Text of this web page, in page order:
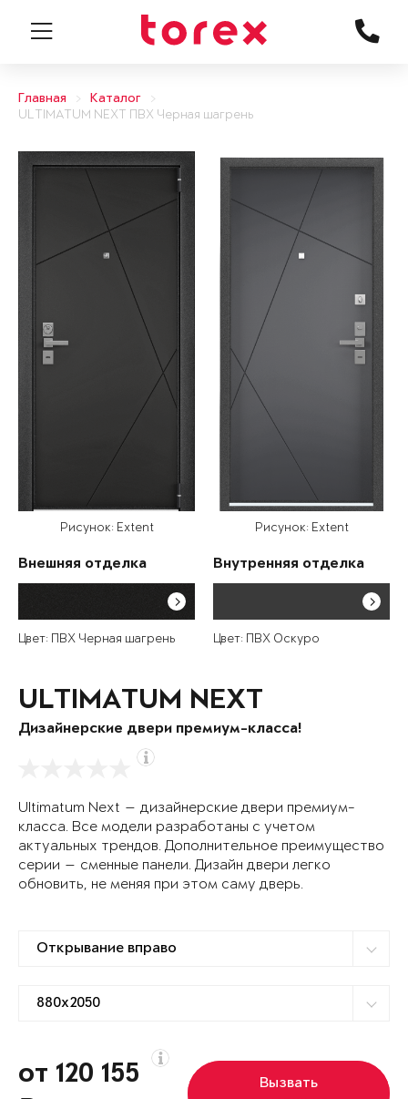
Главная
Каталог
ULTIMATUM NEXT ПВХ Черная шагрень
Рисунок: Extent
Внешняя отделка
Цвет: ПВХ Черная шагрень
Рисунок: Extent
Внутренняя отделка
Цвет: ПВХ Оскуро
ULTIMATUM NEXT
Дизайнерские двери премиум-класса!
Ultimatum Next — дизайнерские двери премиум-
класса. Все модели разработаны с учетом
актуальных трендов. Дополнительное преимущество
серии — сменные панели. Дизайн двери легко
обновить, не меняя при этом саму дверь.
от 120 155
Вызвать